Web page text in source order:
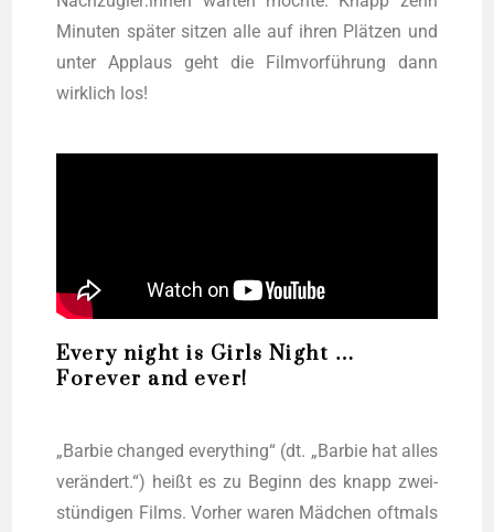
Minu­ten spä­ter sit­zen alle auf ihren Plät­zen und
unter Applaus geht die Film­vor­füh­rung dann
wirk­lich los!
Every night is Girls Night …
Forever and ever!
„Bar­bie chan­ged ever­y­thing“ (dt. „Bar­bie hat alles
ver­än­dert.“) heißt es zu Beginn des knapp zwei-
stün­di­gen Films. Vor­her waren Mäd­chen oft­mals